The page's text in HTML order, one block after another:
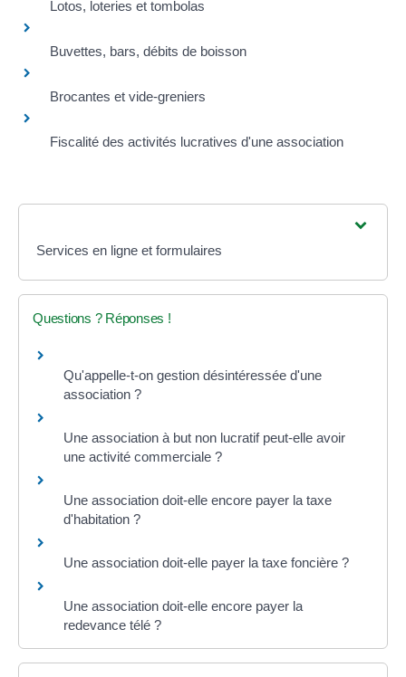
Lotos, loteries et tombolas
Buvettes, bars, débits de boisson
Brocantes et vide-greniers
Fiscalité des activités lucratives d'une association
Services en ligne et formulaires
Questions ? Réponses !
Qu'appelle-t-on gestion désintéressée d'une
association ?
Une association à but non lucratif peut-elle avoir
une activité commerciale ?
Une association doit-elle encore payer la taxe
d'habitation ?
Une association doit-elle payer la taxe foncière ?
Une association doit-elle encore payer la
redevance télé ?